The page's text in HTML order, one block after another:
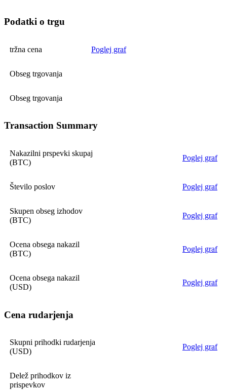
Podatki o trgu
tržna cena Poglej graf
Obseg trgovanja
Obseg trgovanja
Transaction Summary
Nakazilni prspevki skupaj
(BTC)
Poglej graf
Število poslov Poglej graf
Skupen obseg izhodov
(BTC)
Poglej graf
Ocena obsega nakazil
(BTC)
Poglej graf
Ocena obsega nakazil
(USD)
Poglej graf
Cena rudarjenja
Skupni prihodki rudarjenja
(USD)
Poglej graf
Delež prihodkov iz
prispevkov